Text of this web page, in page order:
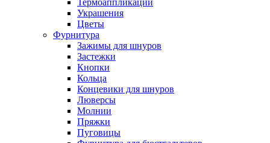
Термоаппликации
Украшения
Цветы
Фурнитура
Зажимы для шнуров
Застежки
Кнопки
Кольца
Концевики для шнуров
Люверсы
Молнии
Пряжки
Пуговицы